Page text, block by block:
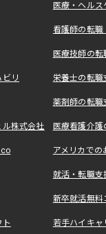
医療・ヘル
看護師の転
医療技師の
リ 栄養士の転
薬剤師の転
株式会社 医療看護介
アメリカで
就活・転職
新卒就活無料
若手ハイキ